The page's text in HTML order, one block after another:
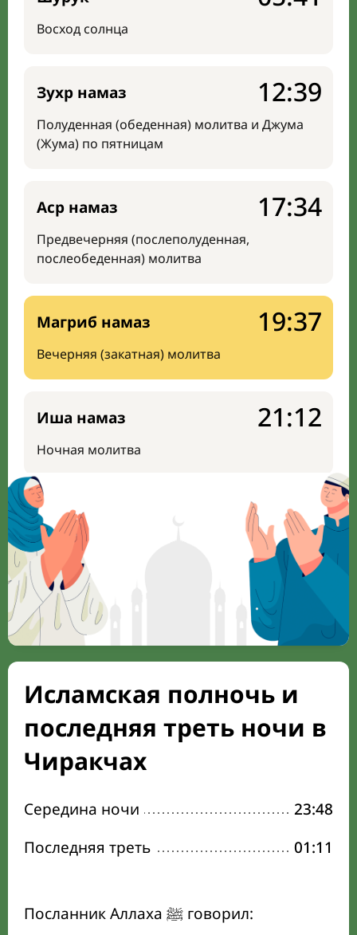
Восход солнца
Зухр намаз
Полуденная (обеденная) молитва и Джума
(Жума) по пятницам
12:39
Аср намаз
Предвечерняя (послеполуденная,
послеобеденная) молитва
17:34
Магриб намаз
Вечерняя (закатная) молитва
19:37
Иша намаз
Ночная молитва
21:12
Исламская полночь и
последняя треть ночи в
Чиракчах
Середина ночи
23:48
Последняя треть
01:11
Посланник Аллаха ﷺ говорил: